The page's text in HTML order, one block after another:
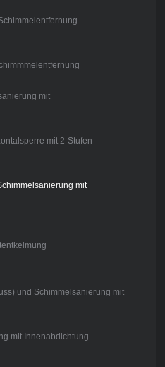
mit
mit 2-Stufen
mit
und Schimmelsanierung mit
mit Innenabdichtung